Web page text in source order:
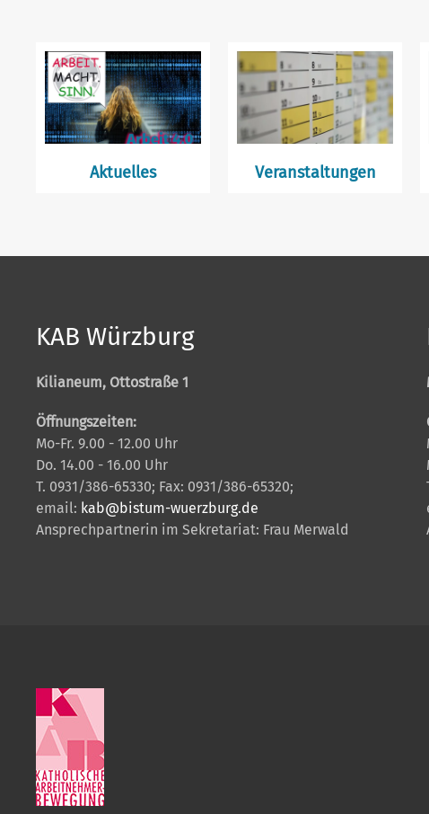
Aktuelles Veranstaltungen
KAB Würzburg
Kilianeum, Ottostraße 1
Öffnungszeiten:
Mo-Fr. 9.00 - 12.00 Uhr
Do. 14.00 - 16.00 Uhr
T. 0931/386-65330; Fax: 0931/386-65320;
email: kab@bistum-wuerzburg.de
Ansprechpartnerin im Sekretariat: Frau Merwald